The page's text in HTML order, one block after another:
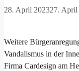
28. April 202327. April
Weitere
Vandalismus in der
Firma Cardesign am